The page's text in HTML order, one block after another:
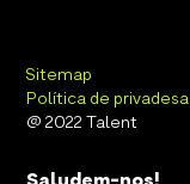
Sitemap
Política de privadesa
@ 2022 Talent